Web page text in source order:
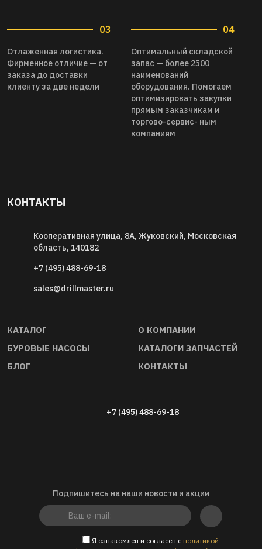
01
и оборудования. Гарантируем
03
Отлаженная логистика.
Фирменное отличие — от
заказа до доставки
клиенту за две недели
04
Оптимальный складской
запас — более 2500
наименований
оборудования. Помогаем
оптимизировать закупки
прямым заказчикам и
торгово-сервис- ным
компаниям
КОНТАКТЫ
Кооперативная улица, 8А, Жуковский, Московская
область, 140182
+7 (495) 488-69-18
sales@drillmaster.ru
КАТАЛОГ
О КОМПАНИИ
БУРОВЫЕ НАСОСЫ
КАТАЛОГИ ЗАПЧАСТЕЙ
БЛОГ
КОНТАКТЫ
+7 (495) 488-69-18
Подпишитесь на наши новости и акции
Я ознакомлен и согласен с политикой